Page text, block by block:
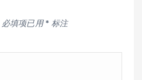
必填项已用* 标注